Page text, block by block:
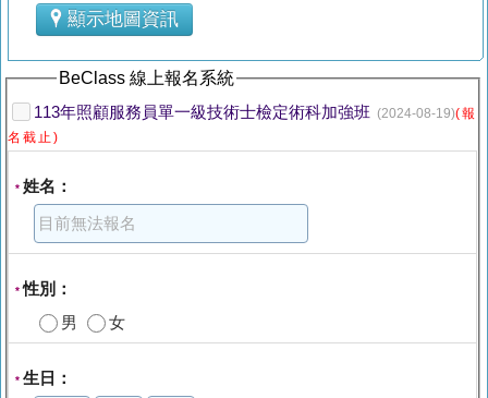
顯示地圖資訊
BeClass 線上報名系統
113年照顧服務員單一級技術士檢定術科加強班 (2024-08-19)(報
名截止)
* 姓名：
*性別：
男
女
* 生日：